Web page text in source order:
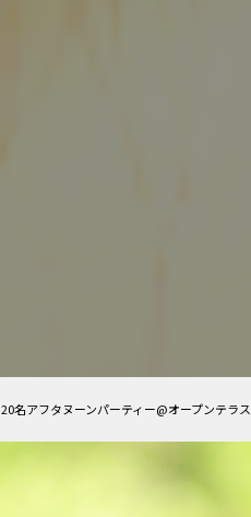
20名アフタヌーンパーティー@オープンテラス